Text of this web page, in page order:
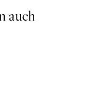
auch